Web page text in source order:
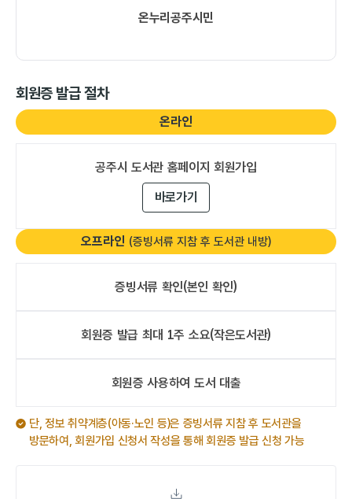
온누리공주시민
회원증 발급 절차
온라인
공주시 도서관 홈페이지 회원가입
바로가기
오프라인 (증빙서류 지참 후 도서관 내방)
증빙서류 확인(본인 확인)
오프라인
회원증 발급 최대 1주 소요(작은도서관)
오프라인
회원증 사용하여 도서 대출
단, 정보 취약계층(아동·노인 등)은 증빙서류 지참 후 도서관을
방문하여, 회원가입 신청서 작성을 통해 회원증 발급 신청 가능